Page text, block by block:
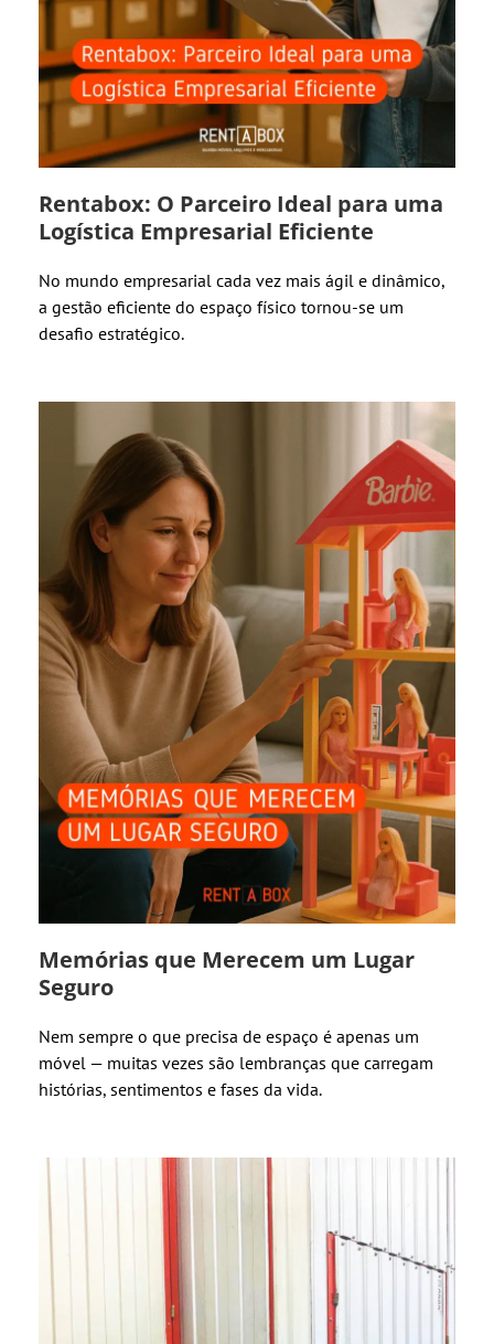
Rentabox: O Parceiro Ideal para uma
Logística Empresarial Eficiente
No mundo empresarial cada vez mais ágil e dinâmico,
a gestão eficiente do espaço físico tornou-se um
desafio estratégico.
Memórias que Merecem um Lugar
Seguro
Nem sempre o que precisa de espaço é apenas um
móvel — muitas vezes são lembranças que carregam
histórias, sentimentos e fases da vida.